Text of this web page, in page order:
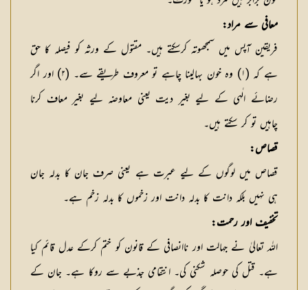
معافی سے مراد:
فریقین آپس میں سمجھوتہ کرسکتے ہیں۔ مقتول کے ورثہ کو فیصلہ کا حق
ہے كہ (۱) وہ خون بہالینا چاہے تو معروف طریقے سے۔ (۲) اور اگر
رضائے الٰہی کے لیے بغیر دیت یعنی معاوضہ لیے بغیر معاف کرنا
چاہیں تو كر سكتے ہیں۔
قصاص:
قصاص میں لوگوں کے لیے عبرت ہے یعنی صرف جان کا بدلہ جان
ہی نہیں بلکہ دانت کا بدلہ دانت اور زخموں کا بدلہ زخم ہے۔
تخفیف اور رحمت:
اللہ تعالیٰ نے جہالت اور ناانصافی کے قانون کو ختم کرکے عدل قائم کیا
ہے۔ قتل کی حوصلہ شکنی کی۔ انتقامی جذبے سے روکا ہے۔ جان کے